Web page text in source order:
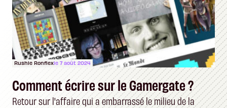
Rushie Ronflexle 7 août 2024
Comment écrire sur le Gamergate ?
Retour sur l'affaire qui a embarrassé le milieu de la